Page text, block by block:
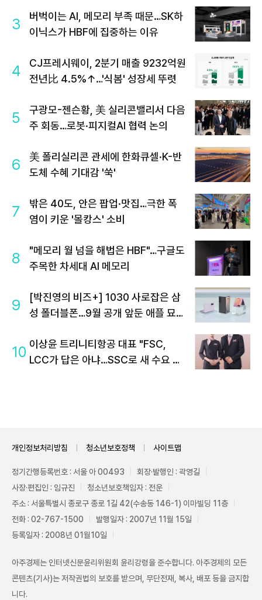
3
버벅이는 AI, 메모리 부족 때문…SK하
이닉스가 HBF에 집중하는 이유
4
CJ프레시웨이, 2분기 매출 9232억원
전년比 4.5%↑…'식봄' 성장세 뚜렷
5
구광모-젠슨황, 美 실리콘밸리서 다음
주 회동…로봇·피지컬AI 협력 논의
6
美 폴리실리콘 관세에 한화큐셀·K-반
도체 수혜 기대감 '쑥'
7
밖은 40도, 안은 팝업·맛집…극한 폭
염이 키운 '몰캉스' 소비
8
"메모리 월 넘을 해법은 HBF"…구글도
주목한 차세대 AI 메모리
9
[박진영의 비즈+] 1030 사로잡은 삼
성 폴더블폰…9월 공개 앞둔 애플 묘수
10 이상윤 트리니티항공 대표 "FSC,
LCC가 답은 아냐…SSC로 새 수요 창
개인정보처리방침 청소년보호정책 사이트맵
정기간행등록번호 : 서울 아 00493
회장·발행인 : 곽영길
사장·편집인 : 임규진
청소년보호책임자 : 전운
주소 : 서울특별시 종로구 종로 1길 42(수송동 146-1) 이마빌딩 11층
전화 : 02-767-1500
발행일자 : 2007년 11월 15일
등록일자 : 2008년 01월10일
아주경제는 인터넷신문윤리위원회 윤리강령을 준수합니다. 아주경제의 모든
콘텐츠(기사)는 저작권법의 보호를 받으며, 무단전재, 복사, 배포 등을 금지합
니다.